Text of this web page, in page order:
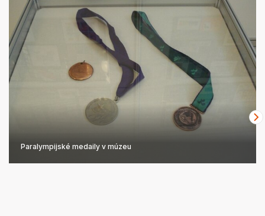
Paralympijské medaily v múzeu